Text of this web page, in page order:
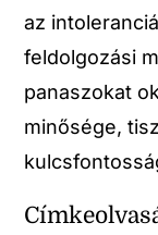
az
feldolgozási
panaszokat
minősége,